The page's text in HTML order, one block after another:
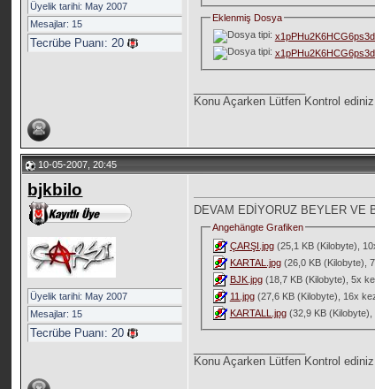
Üyelik tarihi: May 2007
Mesajlar: 15
Tecrübe Puanı:20
Eklenmiş Dosya
Konu Açarken Lütfen Kontrol ediniz.
10-05-2007, 20:45
bjkbilo
Üyelik tarihi: May 2007
Mesajlar: 15
Tecrübe Puanı:20
DEVAM EDİYORUZ BEYLER VE
Angehängte Grafiken
ÇARŞI.jpg(25,1 KB (Kilobyte),
KARTAL.jpg(26,0 KB (Kilobyte),
BJK.jpg(18,7 KB (Kilobyte), 5x
11.jpg(27,6 KB (Kilobyte), 16x
KARTALL.jpg(32,9 KB (Kilobyte),
Konu Açarken Lütfen Kontrol